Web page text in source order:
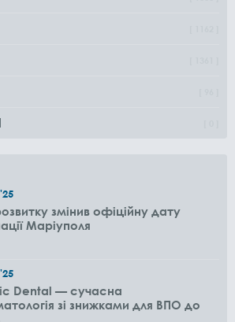
'25
змінив офіційну дату
Маріуполя
'25
Dental — сучасна
зі знижками для ВПО до